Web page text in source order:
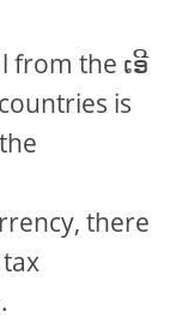
from the ເອີ
is
there